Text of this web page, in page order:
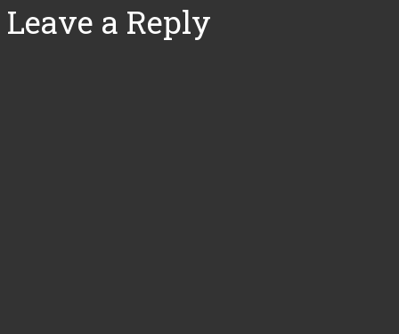
Leave a Reply